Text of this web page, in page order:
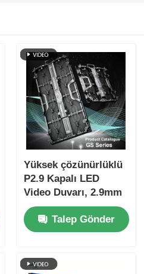
Yüksek çözünürlüklü
P2.9 Kapalı LED
Video Duvarı, 2.9mm
Piksel Pitch 3840 Hz
Yenilenme Hızı ve
4500cd/sqm Parlaklık
Talep Gönder